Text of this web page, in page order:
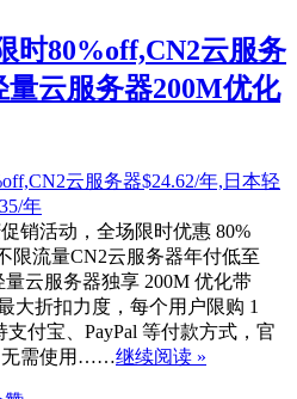
时80%off,CN2云服务
量云服务器200M优化
销活动，全场限时优惠 80%
限流量CN2云服务器年付低至
云服务器独享 200M 优化带
大折扣力度，每个用户限购 1
付宝、PayPal 等付款方式，官
无需使用……继续阅读 »